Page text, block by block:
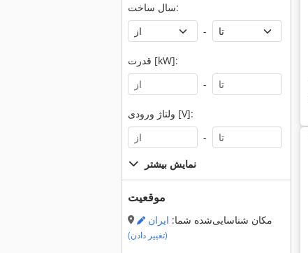
سال ساخت:
-
قدرت [kW]:
-
ولتاژ ورودی [V]:
-
نمایش بیشتر
موقعیت
مکان شناسایی‌شده شما: ایران
(تغییر دادن)